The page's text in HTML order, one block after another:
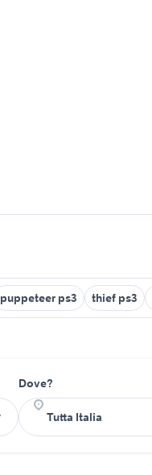
puppeteer ps3 thief ps3
Dove?